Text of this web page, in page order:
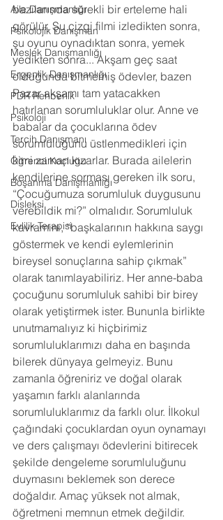
Aile Danışmanlığı
Psikolojik Danışman
Meslek Danışmanlığı
Ergenlik Danışmanlığı
PDR Rehberlik
Psikoloji
Tercih Danışmanı
Öğrenci Koçluğu
Boşanma Danışmanlığı
Disleksi
Evlilik Terapisi
bazılarında sürekli bir erteleme hali
görülür. Şu çizgi filmi izledikten sonra,
şu oyunu oynadıktan sonra, yemek
yedikten sonra... Akşam geç saat
olduğunda bitmemiş ödevler, bazen
Pazar akşamı tam yatacakken
hatırlanan sorumluluklar olur. Anne ve
babalar da çocuklarına ödev
sorumluluğunu üstlenmedikleri için
kimi zaman kızarlar. Burada ailelerin
kendilerine sorması gereken ilk soru,
“Çocuğumuza sorumluluk duygusunu
verebildik mi?” olmalıdır. Sorumluluk
kavramını, “başkalarının hakkına saygı
göstermek ve kendi eylemlerinin
bireysel sonuçlarına sahip çıkmak”
olarak tanımlayabiliriz. Her anne-baba
çocuğunu sorumluluk sahibi bir birey
olarak yetiştirmek ister. Bununla birlikte
unutmamalıyız ki hiçbirimiz
sorumluluklarımızı daha en başında
bilerek dünyaya gelmeyiz. Bunu
zamanla öğreniriz ve doğal olarak
yaşamın farklı alanlarında
sorumluluklarımız da farklı olur. İlkokul
çağındaki çocuklardan oyun oynamayı
ve ders çalışmayı ödevlerini bitirecek
şekilde dengeleme sorumluluğunu
duymasını beklemek son derece
doğaldır. Amaç yüksek not almak,
öğretmeni memnun etmek değildir.